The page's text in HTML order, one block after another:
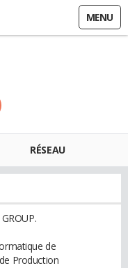
MENU
RÉSEAU
de
Production